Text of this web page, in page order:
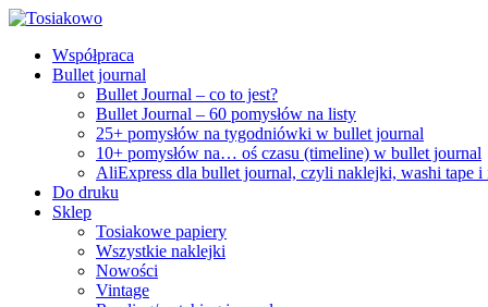
Współpraca
Bullet journal
Bullet Journal – co to jest?
Bullet Journal – 60 pomysłów na listy
25+ pomysłów na tygodniówki w bullet journal
10+ pomysłów na… oś czasu (timeline) w bullet journal
AliExpress dla bullet journal, czyli naklejki, washi tape i
Do druku
Sklep
Tosiakowe papiery
Wszystkie naklejki
Nowości
Vintage